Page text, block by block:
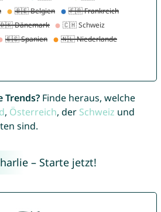
Finde heraus, welche
, Österreich, der Schweiz und
sind.
– Starte jetzt!